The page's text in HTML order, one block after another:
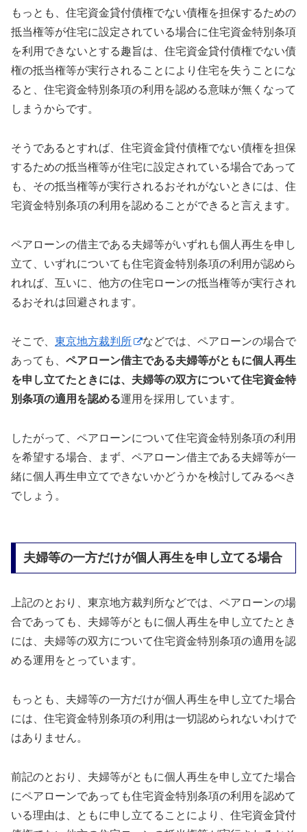
もっとも、住宅資金貸付債権でない債権を担保するための
抵当権等が住宅に設定されている場合に住宅資金特別条項
を利用できないとする趣旨は、住宅資金貸付債権でない債
権の抵当権等が実行されることにより住宅を失うことにな
ると、住宅資金特別条項の利用を認める意味が無くなって
しまうからです。
そうであるとすれば、住宅資金貸付債権でない債権を担保
するための抵当権等が住宅に設定されている場合であって
も、その抵当権等が実行されるおそれがないときには、住
宅資金特別条項の利用を認めることができると言えます。
ペアローンの借主である夫婦等がいずれも個人再生を申し
立て、いずれについても住宅資金特別条項の利用が認めら
れれば、互いに、他方の住宅ローンの抵当権等が実行され
るおそれは回避されます。
そこで、 東京地方裁判所
などでは、ペアローンの場合で
あっても、 ペアローン借主である夫婦等がともに個人再生
を申し立てたときには、夫婦等の双方について住宅資金特
別条項の適用を認める運用を採用しています。
したがって、ペアローンについて住宅資金特別条項の利用
を希望する場合、まず、ペアローン借主である夫婦等が一
緒に個人再生申立てできないかどうかを検討してみるべき
でしょう。
夫婦等の一方だけが個人再生を申し立てる場合
上記のとおり、東京地方裁判所などでは、ペアローンの場
合であっても、夫婦等がともに個人再生を申し立てたとき
には、夫婦等の双方について住宅資金特別条項の適用を認
める運用をとっています。
もっとも、夫婦等の一方だけが個人再生を申し立てた場合
には、住宅資金特別条項の利用は一切認められないわけで
はありません。
前記のとおり、夫婦等がともに個人再生を申し立てた場合
にペアローンであっても住宅資金特別条項の利用を認めて
いる理由は、ともに申し立てることにより、住宅資金貸付